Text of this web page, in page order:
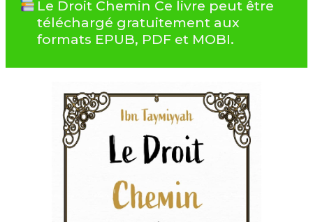
Le Droit Chemin Ce livre peut être
téléchargé gratuitement aux
formats EPUB, PDF et MOBI.